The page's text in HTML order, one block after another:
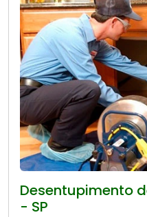
Desentupimento
- SP